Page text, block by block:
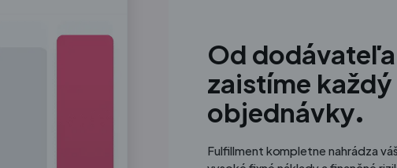
Od
zaistíme
objednávky.
Fulfillment kompletne nahrádza